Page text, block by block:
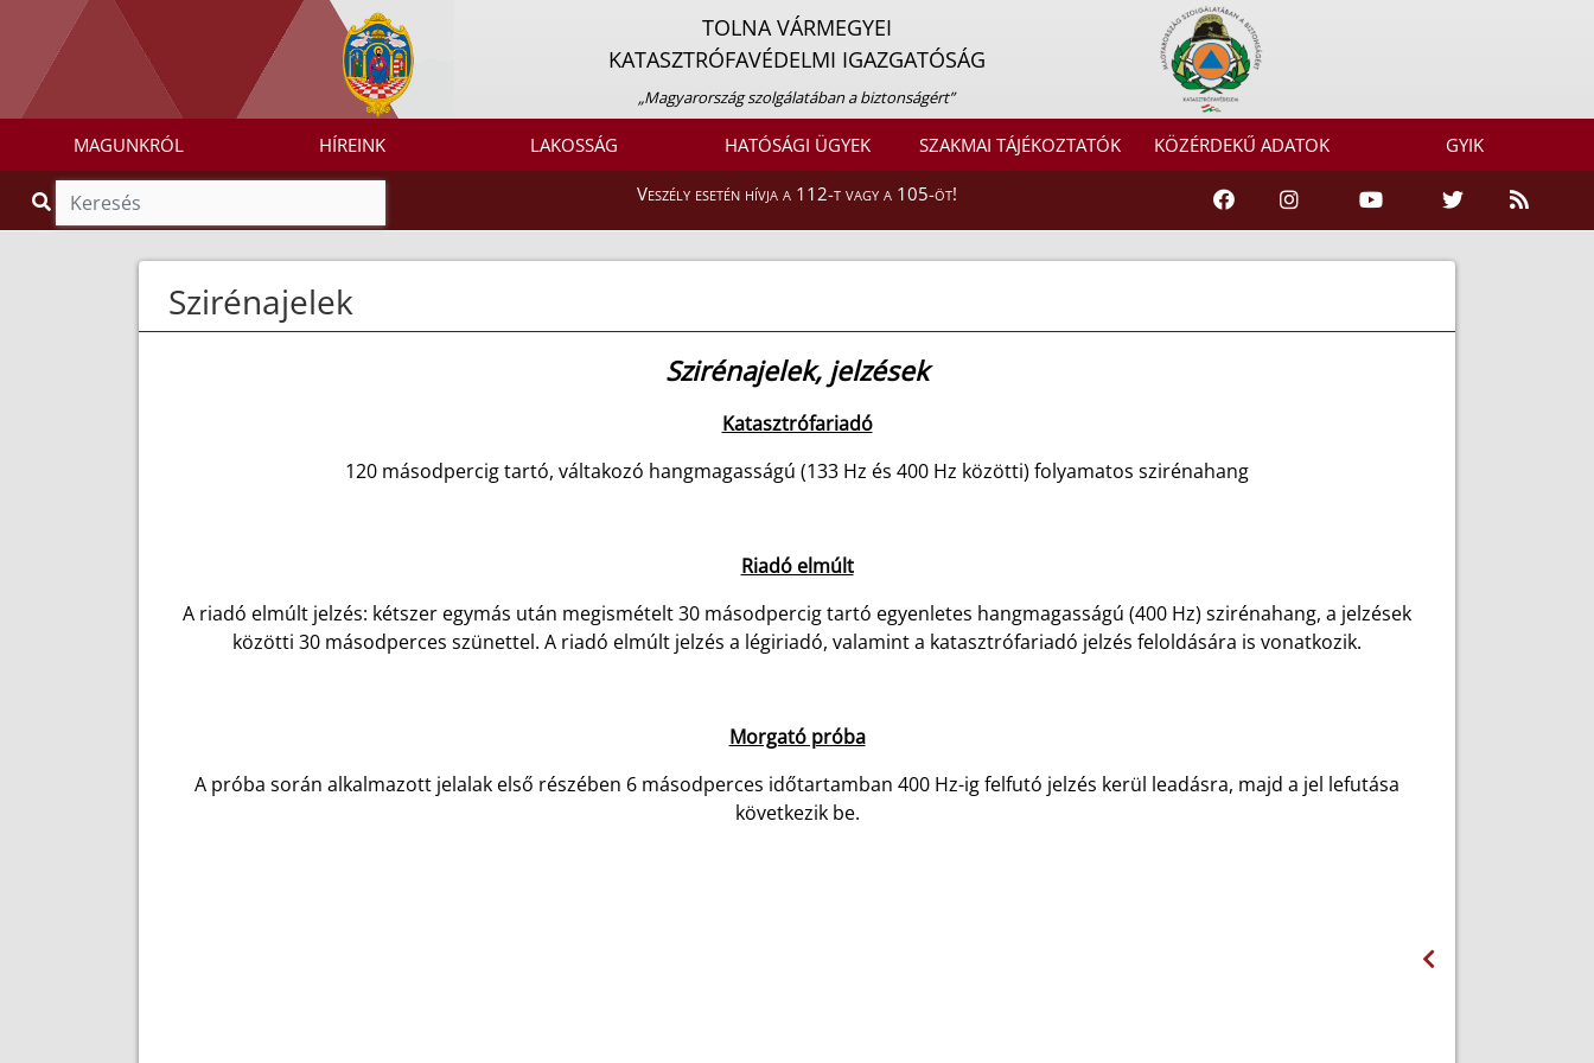
TOLNA VÁRMEGYEI
KATASZTRÓFAVÉDELMI IGAZGATÓSÁG
„Magyarország szolgálatában a biztonságért”
MAGUNKRÓL HÍREINK LAKOSSÁG HATÓSÁGI ÜGYEK SZAKMAI TÁJÉKOZTATÓK KÖZÉRDEKŰ ADATOK GYIK
Veszély esetén hívja a 112-t vagy a 105-öt!
Szirénajelek
Szirénajelek, jelzések
Katasztrófariadó
120 másodpercig tartó, váltakozó hangmagasságú (133 Hz és 400 Hz közötti) folyamatos szirénahang
Riadó elmúlt
A riadó elmúlt jelzés: kétszer egymás után megismételt 30 másodpercig tartó egyenletes hangmagasságú (400 Hz) szirénahang, a jelzések
közötti 30 másodperces szünettel. A riadó elmúlt jelzés a légiriadó, valamint a katasztrófariadó jelzés feloldására is vonatkozik.
Morgató próba
A próba során alkalmazott jelalak első részében 6 másodperces időtartamban 400 Hz-ig felfutó jelzés kerül leadásra, majd a jel lefutása
következik be.